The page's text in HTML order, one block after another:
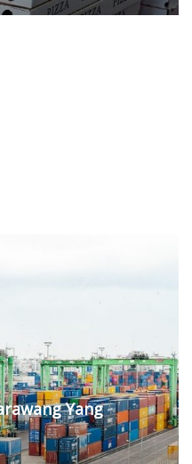
Yang